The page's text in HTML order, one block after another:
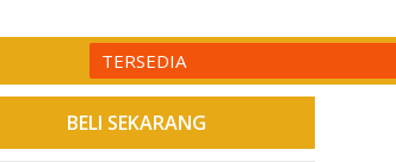
TERSEDIA